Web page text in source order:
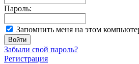
Пароль:
Запомнить меня на этом
Забыли свой пароль?
Регистрация